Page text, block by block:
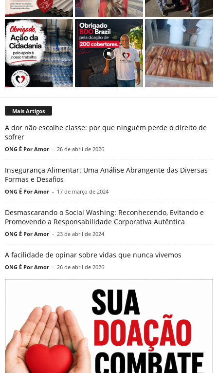
Mais Artigos
A dor não escolhe classe: por que ninguém perde o direito de
sofrer
ONG É Por Amor - 26 de abril de 2026
Insegurança Alimentar: Uma Análise Abrangente das Diversas
Formas e Desafios
ONG É Por Amor - 17 de março de 2024
Desmascarando o Social Washing: Reconhecendo, Evitando e
Promovendo a Responsabilidade Corporativa Autêntica
ONG É Por Amor - 23 de abril de 2024
A facilidade de opinar sobre vidas que nunca vivemos
ONG É Por Amor - 26 de abril de 2026